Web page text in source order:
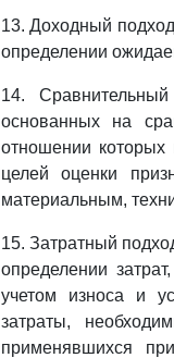
13. Доходный
определении
14.
основанных на
отношении
целей оценки
материальным,
15. Затратный
определении
учетом износа и
затраты,
применявшихся